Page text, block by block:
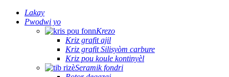
Lakay
Pwodwi yo
Krezo
Kriz grafit ajil
Kriz grafit Silisyòm carbure
Kriz pou koule kontinyèl
Seramik fondri